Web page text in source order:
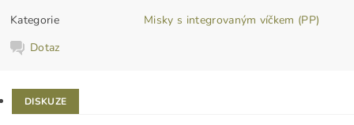
Kategorie
Misky s integrovaným víčkem (PP)
Dotaz
DISKUZE